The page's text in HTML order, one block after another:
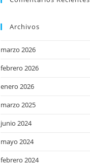
Archivos
marzo 2026
febrero 2026
enero 2026
marzo 2025
junio 2024
mayo 2024
febrero 2024